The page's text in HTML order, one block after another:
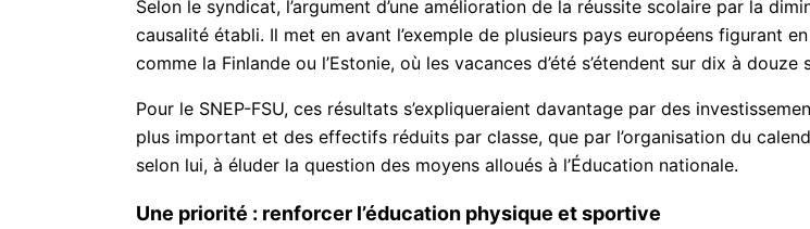
causalité établi. Il met en avant l’exemple de plusieurs pays européens figurant
comme la Finlande ou l’Estonie, où les vacances d’été s’étendent sur dix à douze
Pour le SNEP-FSU, ces résultats s’expliqueraient davantage par des
plus important et des effectifs réduits par classe, que par l’organisation du
selon lui, à éluder la question des moyens alloués à l’Éducation nationale.
Une priorité : renforcer l’éducation physique et sportive